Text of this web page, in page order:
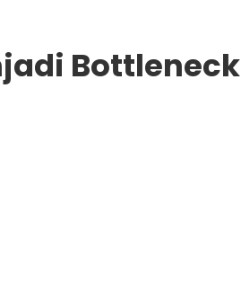
Bottleneck